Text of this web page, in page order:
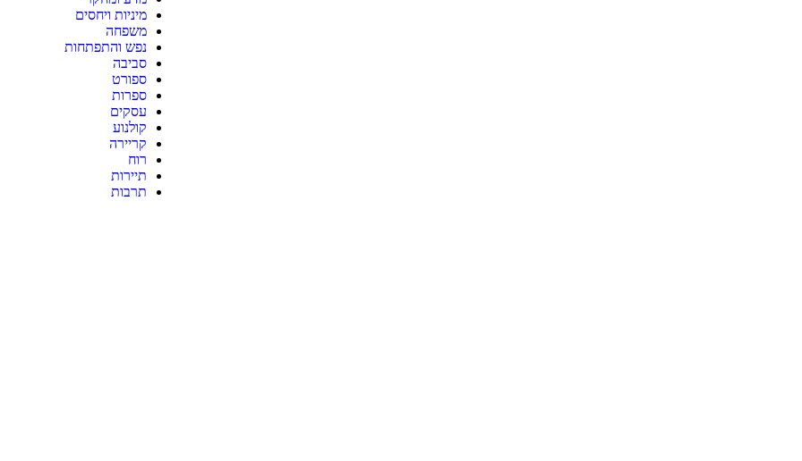
מיניות ויחסים
משפחה
נפש והתפתחות
סביבה
ספורט
ספרות
עסקים
קולנוע
קריירה
רוח
תיירות
תרבות